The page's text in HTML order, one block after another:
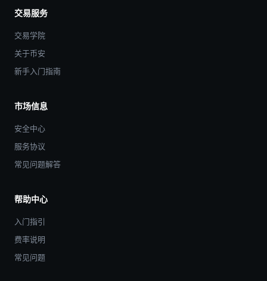
交易服务
交易学院
关于币安
新手入门指南
市场信息
安全中心
服务协议
常见问题解答
帮助中心
入门指引
费率说明
常见问题